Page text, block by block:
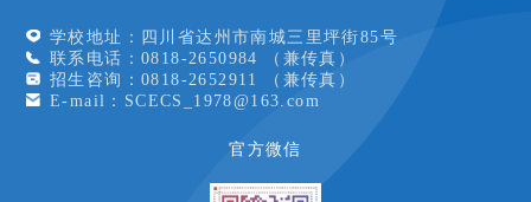
学校地址：四川省达州市南城三里坪街85号
联系电话：0818-2650984 （兼传真）
招生咨询：0818-2652911 （兼传真）
E-mail：SCECS_1978@163.com
官方微信